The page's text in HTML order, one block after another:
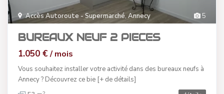
5
Accès Autoroute - Supermarché, Annecy
BUREAUX NEUF 2 PIECES
1.050 €/ mois
Vous souhaitez installer votre activité dans des bureaux neufs à
Annecy ? Découvrez ce bie [+ de détails]